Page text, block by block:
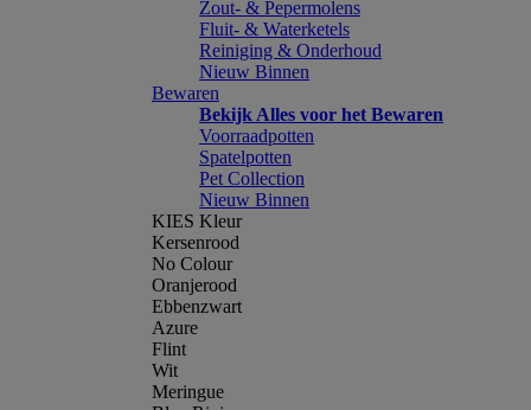
Zout- & Pepermolens
Fluit- & Waterketels
Reiniging & Onderhoud
Nieuw Binnen
Bewaren
Bekijk Alles voor het Bewaren
Voorraadpotten
Spatelpotten
Pet Collection
Nieuw Binnen
KIES Kleur
Kersenrood
No Colour
Oranjerood
Ebbenzwart
Azure
Flint
Wit
Meringue